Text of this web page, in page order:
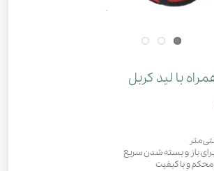
با لید کربل
باز و بسته شدن سریع
و با کیفیت